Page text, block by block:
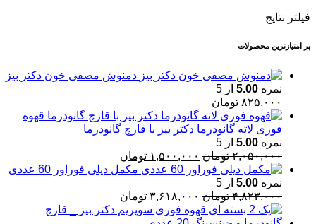
فیلتر نتایج
پر امتیازترین محصولات
دمنوش مصفی خون دکتر بیز
نمره 5.00 از 5
۸۲۵,۰۰۰ تومان
قهوه
فوری لاته گانودرما دکتر بیز با قارچ گانودرما
نمره 5.00 از 5
۲,۰۵۰,۰۰۰ تومان قیمت
اصلی:
بود.
۱,۵۰۰,۰۰۰ تومان
فعلی:
مکمل دیلی فوراور 60 عددی
نمره 5.00 از 5
۴,۸۲۳,۰۰۰ تومان قیمت
اصلی:
۳,۶۱۸,۰۰۰ تومان
فعلی: